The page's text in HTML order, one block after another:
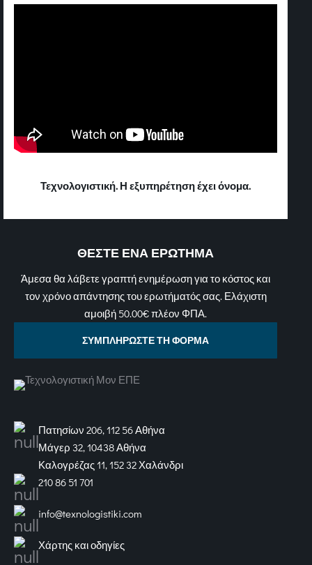
Τεχνολογιστική. Η εξυπηρέτηση έχει όνομα.
ΘΕΣΤΕ ΕΝΑ ΕΡΩΤΗΜΑ
Άμεσα θα λάβετε γραπτή ενημέρωση για το κόστος και
τον χρόνο απάντησης του ερωτήματός σας. Ελάχιστη
αμοιβή 50.00€ πλέον ΦΠΑ.
ΣΥΜΠΛΗΡΩΣΤΕ ΤΗ ΦΟΡΜΑ
Πατησίων 206, 112 56 Αθήνα
Μάγερ 32, 10438 Αθήνα
Καλογρέζας 11, 152 32 Χαλάνδρι
210 86 51 701
info@texnologistiki.com
Χάρτης και οδηγίες